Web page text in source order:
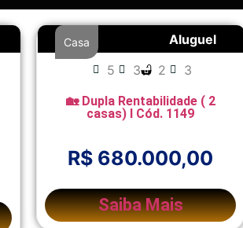
Aluguel
Casa
5 3 2 3
🏡 Dupla Rentabilidade ( 2
casas) l Cód. 1149
R$ 680.000,00
Saiba Mais